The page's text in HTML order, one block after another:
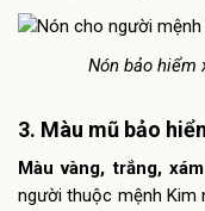
Nón bảo hiểm
3. Màu mũ bảo
Màu vàng, trắng,
người thuộc mệnh Kim